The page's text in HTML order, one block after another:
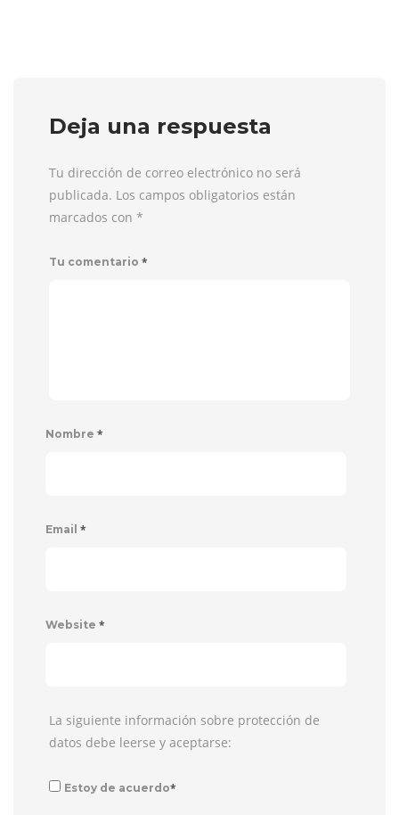
Deja una respuesta
Tu dirección de correo electrónico no será
publicada. Los campos obligatorios están
marcados con *
Tu comentario *
Nombre *
Email *
Website *
La siguiente información sobre protección de
datos debe leerse y aceptarse:
Estoy de acuerdo*